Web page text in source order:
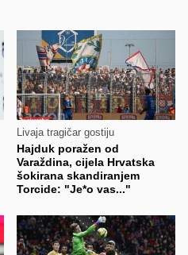
Livaja tragičar gostiju
Hajduk poražen od
Varaždina, cijela Hrvatska
šokirana skandiranjem
Torcide: "Je*o vas..."